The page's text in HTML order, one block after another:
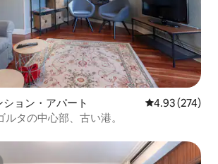
ョン・アパート レビュー274
4.93 (274)
タの中心部、古い港。